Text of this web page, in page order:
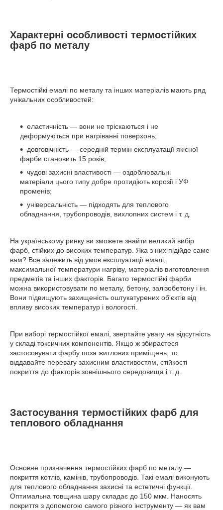
Характерні особливості термостійких
фарб по металу
Термостійкі емалі по металу та інших матеріалів мають ряд
унікальних особливостей:
еластичність — вони не тріскаються і не
деформуються при нагріванні поверхонь;
довговічність — середній термін експлуатації якісної
фарби становить 15 років;
чудові захисні властивості — оздоблювальні
матеріали цього типу добре протидіють корозії і УФ
променів;
універсальність — підходять для теплового
обладнання, трубопроводів, вихлопних систем і т. д.
На українському ринку ви зможете знайти великий вибір
фарб, стійких до високих температур. Яка з них підійде саме
вам? Все залежить від умов експлуатації емалі,
максимальної температури нагріву, матеріалів виготовлення
предметів та інших факторів. Багато термостійкі фарби
можна використовувати по металу, бетону, залізобетону і ін.
Вони підвищують захищеність оштукатурених об'єктів від
впливу високих температур і вологості.
При виборі термостійкої емалі, звертайте увагу на відсутність
у складі токсичних компонентів. Якщо ж збираєтеся
застосовувати фарбу поза житлових приміщень, то
віддавайте перевагу захисним властивостям, стійкості
покриття до факторів зовнішнього середовища і т. д.
Застосування термостійких фарб для
теплового обладнання
Основне призначення термостійких фарб по металу —
покриття котлів, камінів, трубопроводів. Такі емалі виконують
для теплового обладнання захисні та естетичні функції.
Оптимальна товщина шару складає до 150 мкм. Наносять
покриття з допомогою самого різного інструменту — як вам